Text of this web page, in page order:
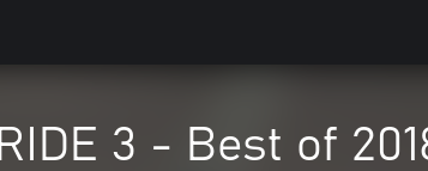
RIDE 3 - Best of